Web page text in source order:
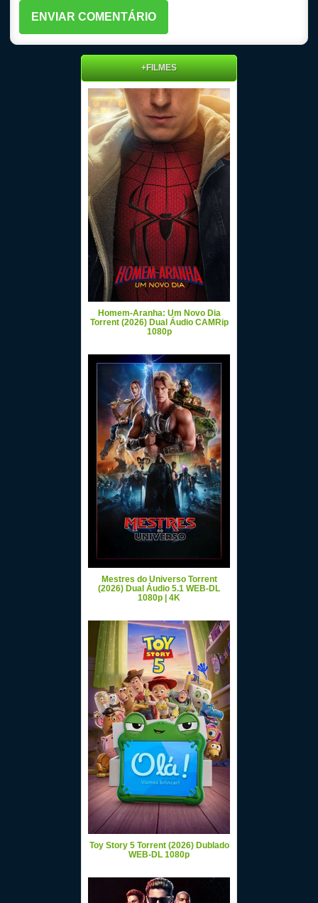
+FILMES
Homem-Aranha: Um Novo Dia
Torrent (2026) Dual Áudio CAMRip
1080p
Mestres do Universo Torrent
(2026) Dual Áudio 5.1 WEB-DL
1080p | 4K
Toy Story 5 Torrent (2026) Dublado
WEB-DL 1080p